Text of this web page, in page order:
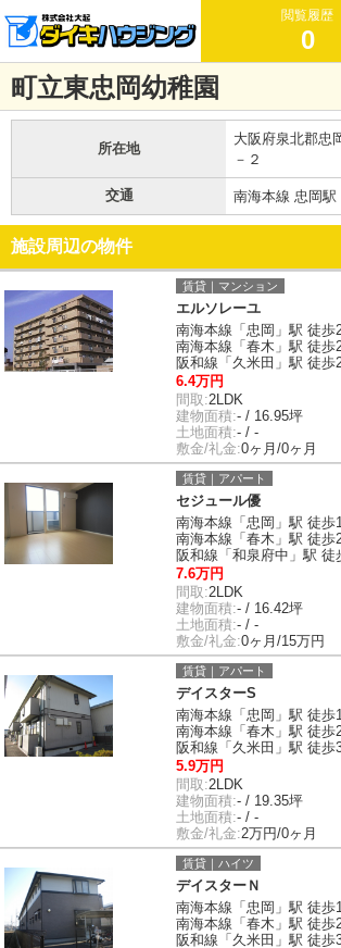
閲覧履歴
0
町立東忠岡幼稚園
所在地
大阪府泉北郡忠
－２
交通 南海本線 忠岡駅
施設周辺の物件
賃貸｜マンション
エルソレーユ
南海本線「忠岡」駅 徒歩
南海本線「春木」駅 徒歩
阪和線「久米田」駅 徒歩
6.4万円
間取:2LDK
建物面積:- / 16.95坪
土地面積:- / -
敷金/礼金:0ヶ月/0ヶ月
賃貸｜アパート
セジュール優
南海本線「忠岡」駅 徒歩
南海本線「春木」駅 徒歩
阪和線「和泉府中」駅 徒
7.6万円
間取:2LDK
建物面積:- / 16.42坪
土地面積:- / -
敷金/礼金:0ヶ月/15万円
賃貸｜アパート
デイスターS
南海本線「忠岡」駅 徒歩
南海本線「春木」駅 徒歩
阪和線「久米田」駅 徒歩
5.9万円
間取:2LDK
建物面積:- / 19.35坪
土地面積:- / -
敷金/礼金:2万円/0ヶ月
賃貸｜ハイツ
デイスターＮ
南海本線「忠岡」駅 徒歩
南海本線「春木」駅 徒歩
阪和線「久米田」駅 徒歩